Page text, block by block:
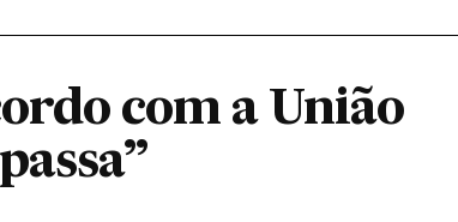
com a União